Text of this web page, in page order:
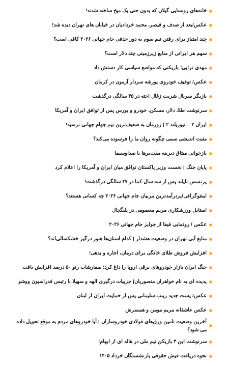
خانه‌های روستایی گیلان که بدون حتی یک میخ ساخته شدند!
عکس/بعد از صدف و قیصر، محمد خردادیان در خیابان های تهران دیده شد!
چند امتیاز برای رفتن تیم سوم به دور حذفی جام جهانی ۲۰۲۶ کافی است؟
سهم هر ایرانی از منابع زیرزمینی چند دلار است؟
مهدی ترابی؛ بازیکنی که مواضع سیاسی‌ کار دستش داد
عکس/ توقیف خودروی پورشه سردار آزمون در کرمان
بازیگر سریال شربت زغال‌ اخته در ۳۵ سالگی درگذشت
سرنوشت طلا، دلار، مسکن، خودرو و بورس پس از توافق ایران و آمریکا
ایران ۲ – نیوزیلند ۲ | زورمان به ضعیف‌ترین تیم جهام جهانی نرسید!
مثبت‌ اندیشی سمی چگونه روان ما را فرسوده می‌کند؟
بازخوانی میثاق دیرینه مفت‌برها با صداوسیما
پایان جنگ | نخست وزیر پاکستان توافق میان ایران و آمریکا را اعلام کرد
پرنسس تایلند پس از سه سال کما در ۴۷ سالگی درگذشت!
اینفوگرافی/پردرآمدترین مربیان جام جهانی ۲۰۲۶ چه کسانی هستند؟
استایل ورزشکاری مریم معصومی در پلنگچال
عکس / رونمایی فیفا از جوایز جام جهانی ۲۰۲۶
منابع آبی تهران در وضعیت هشدار | کدام استان‌ها هنوز درگیر خشکسالی‌اند؟
افزایش فروش طلای خانگی برای درمان، اجاره و بدهی!
جنگ ایران بازار خودروهای برقی اروپا را داغ کرد؛ سفارشات رنو ۵۰ درصد افزایش یافت
پدیده ای به نام خواهران منصوریان| جزییات درگیری الهه و سهیلا با رئیس فدراسیون ووشو
عکس/ پست جدید زینب سلیمانی پس از حمایت ایران از لبنان
عکس عاشقانه مریم مومن و همسرش
آخرین وضعیت تامین ورق‌های فولادی خودروسازان | آیا خودروهای مردم به موقع تحویل داده
می شود؟
سرنوشت این ۴ بازیکن تیم ملی در هاله ای از ابهام!
نحوه دریافت فیش حقوقی بازنشستگان خرداد ۱۴۰۵